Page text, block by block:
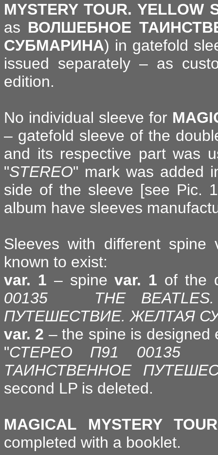
MYSTERY TOUR. YELLOW
as ВОЛШЕБНОЕ
СУБМАРИНА) in gatefold
issued separately – as
edition.
No individual sleeve for
– gatefold sleeve of the
and its respective part was
"STEREO" mark was added
side of the sleeve [see Pic.
album have sleeves
Sleeves with different spine
known to exist:
var. 1 – spinevar. 1 of the
00135 THE
ПУТЕШЕСТВИЕ. ЖЕЛТАЯ
var. 2 – the spine is designed
"СТЕРЕО П91 00135
ТАИНСТВЕННОЕ
second LP is deleted.
MAGICAL MYSTERY TOUR
completed with a booklet.